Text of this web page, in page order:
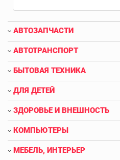
АВТОЗАПЧАСТИ
АВТОТРАНСПОРТ
БЫТОВАЯ ТЕХНИКА
ДЛЯ ДЕТЕЙ
ЗДОРОВЬЕ И ВНЕШНОСТЬ
КОМПЬЮТЕРЫ
МЕБЕЛЬ, ИНТЕРЬЕР